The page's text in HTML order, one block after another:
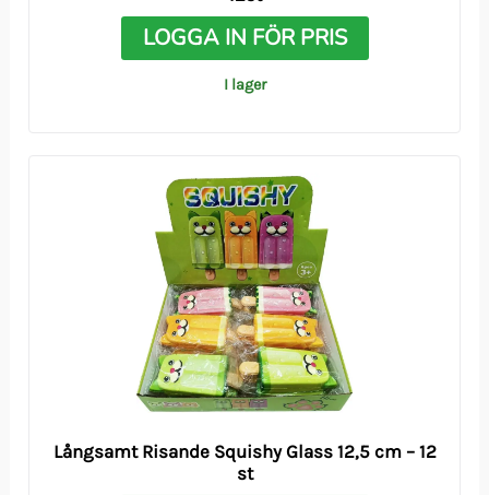
LOGGA IN FÖR PRIS
I lager
Långsamt Risande Squishy Glass 12,5 cm – 12
st